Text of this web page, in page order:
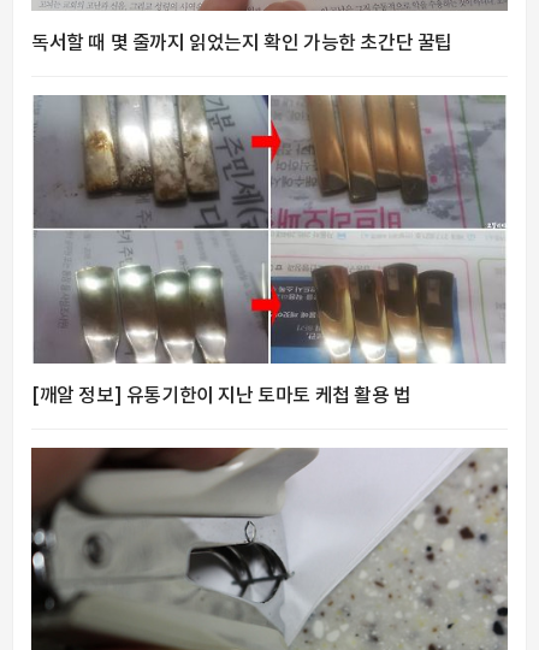
독서할 때 몇 줄까지 읽었는지 확인 가능한 초간단 꿀팁
[깨알 정보] 유통기한이 지난 토마토 케첩 활용 법